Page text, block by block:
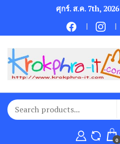
ศุกร์. ส.ค. 7th, 2026
0